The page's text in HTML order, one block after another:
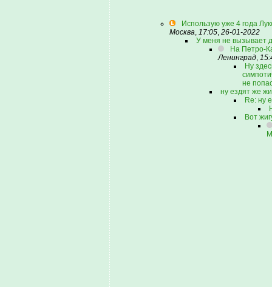
Использую уже 4 года
Москва, 17:05, 26-01-2022
У меня не вызывает
На Петро-
Ленинград,
Ну
не
ну ездят же
Re: ну
Вот